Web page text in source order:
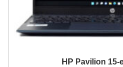
HP Pavilion 15-